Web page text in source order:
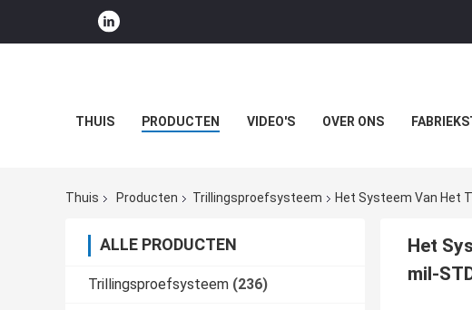
THUIS PRODUCTEN VIDEO'S OVER ONS
Thuis Producten Trillingsproefsysteem Het Systeem Van Het
ALLE PRODUCTEN
Trillingsproefsysteem (236)
Het
mil-